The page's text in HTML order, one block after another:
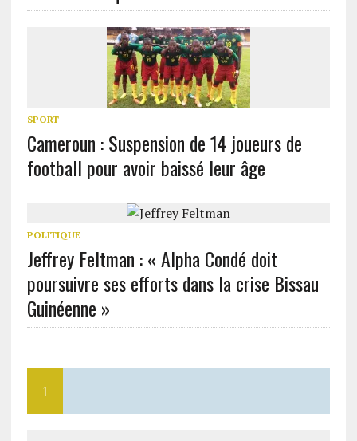
SPORT
Cameroun : Suspension de 14 joueurs de
football pour avoir baissé leur âge
POLITIQUE
Jeffrey Feltman : « Alpha Condé doit
poursuivre ses efforts dans la crise Bissau
Guinéenne »
1